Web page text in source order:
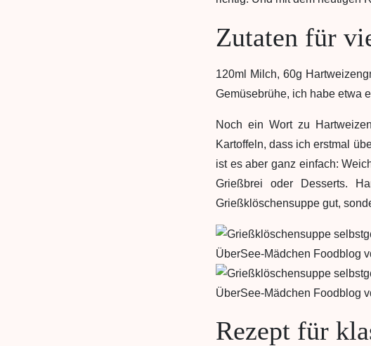
Zutaten für
120ml Milch, 60g
Gemüsebrühe, ich habe etwa
Noch ein Wort zu
Kartoffeln, dass ich erstmal
ist es aber ganz einfach:
Grießbrei oder Desserts.
Grießklöschensuppe gut,
Rezept für